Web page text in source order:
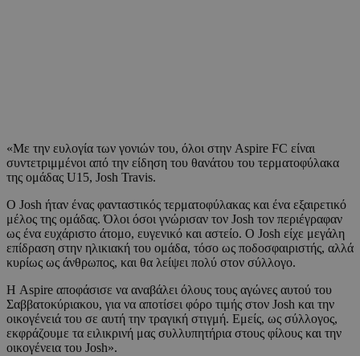
«Με την ευλογία των γονιών του, όλοι στην Aspire FC είναι
συντετριμμένοι από την είδηση του θανάτου του τερματοφύλακα
της ομάδας U15, Josh Travis.
Ο Josh ήταν ένας φανταστικός τερματοφύλακας και ένα εξαιρετικό
μέλος της ομάδας. Όλοι όσοι γνώρισαν τον Josh τον περιέγραφαν
ως ένα ευχάριστο άτομο, ευγενικό και αστείο. Ο Josh είχε μεγάλη
επίδραση στην ηλικιακή του ομάδα, τόσο ως ποδοσφαιριστής, αλλά
κυρίως ως άνθρωπος, και θα λείψει πολύ στον σύλλογο.
Η Aspire αποφάσισε να αναβάλει όλους τους αγώνες αυτού του
Σαββατοκύριακου, για να αποτίσει φόρο τιμής στον Josh και την
οικογένειά του σε αυτή την τραγική στιγμή. Εμείς, ως σύλλογος,
εκφράζουμε τα ειλικρινή μας συλλυπητήρια στους φίλους και την
οικογένεια του Josh».